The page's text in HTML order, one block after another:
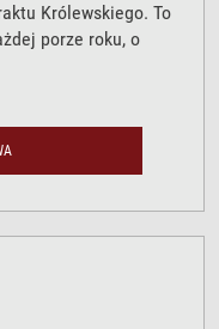
Królewskiego. To
porze roku, o